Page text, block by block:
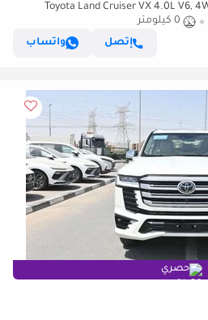
0 كيلومتر
إتصل
واتساب
حصري